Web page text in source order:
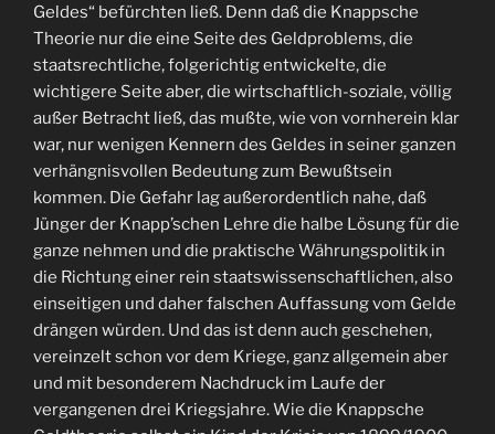
Geldes“ befürchten ließ. Denn daß die Knappsche
Theorie nur die eine Seite des Geldproblems, die
staatsrechtliche, folgerichtig entwickelte, die
wichtigere Seite aber, die wirtschaftlich-soziale, völlig
außer Betracht ließ, das mußte, wie von vornherein klar
war, nur wenigen Kennern des Geldes in seiner ganzen
verhängnisvollen Bedeutung zum Bewußtsein
kommen. Die Gefahr lag außerordentlich nahe, daß
Jünger der Knapp’schen Lehre die halbe Lösung für die
ganze nehmen und die praktische Währungspolitik in
die Richtung einer rein staatswissenschaftlichen, also
einseitigen und daher falschen Auffassung vom Gelde
drängen würden. Und das ist denn auch geschehen,
vereinzelt schon vor dem Kriege, ganz allgemein aber
und mit besonderem Nachdruck im Laufe der
vergangenen drei Kriegsjahre. Wie die Knappsche